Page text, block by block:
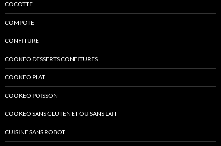
COCOTTE
COMPOTE
CONFITURE
COOKEO DESSERTS CONFITURES
COOKEO PLAT
COOKEO POISSON
COOKEO SANS GLUTEN ET OU SANS LAIT
CUISINE SANS ROBOT